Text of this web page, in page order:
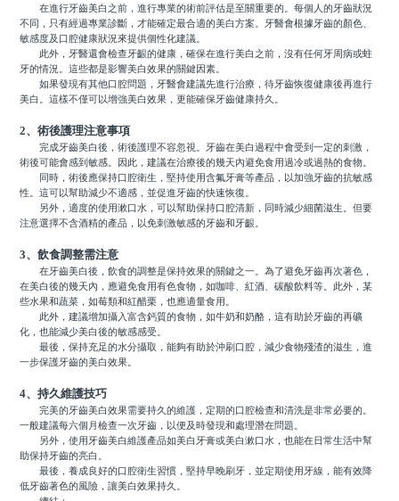
在進行牙齒美白之前，進行專業的術前評估是至關重要的。每個人的牙齒狀況
不同，只有經過專業診斷，才能確定最合適的美白方案。牙醫會根據牙齒的顏色、
敏感度及口腔健康狀況來提供個性化建議。
此外，牙醫還會檢查牙齦的健康，確保在進行美白之前，沒有任何牙周病或蛀
牙的情況。這些都是影響美白效果的關鍵因素。
如果發現有其他口腔問題，牙醫會建議先進行治療，待牙齒恢復健康後再進行
美白。這樣不僅可以增強美白效果，更能確保牙齒健康持久。
2、術後護理注意事項
完成牙齒美白後，術後護理不容忽視。牙齒在美白過程中會受到一定的刺激，
術後可能會感到敏感。因此，建議在治療後的幾天內避免食用過冷或過熱的食物。
同時，術後應保持口腔衛生，堅持使用含氟牙膏等產品，以加強牙齒的抗敏感
性。這可以幫助減少不適感，並促進牙齒的快速恢復。
另外，適度的使用漱口水，可以幫助保持口腔清新，同時減少細菌滋生。但要
注意選擇不含酒精的產品，以免刺激敏感的牙齒和牙齦。
3、飲食調整需注意
在牙齒美白後，飲食的調整是保持效果的關鍵之一。為了避免牙齒再次著色，
在美白後的幾天內，應避免食用有色食物，如咖啡、紅酒、碳酸飲料等。此外，某
些水果和蔬菜，如莓類和紅醋栗，也應適量食用。
此外，建議增加攝入富含鈣質的食物，如牛奶和奶酪，這有助於牙齒的再礦
化，也能減少美白後的敏感感受。
最後，保持充足的水分攝取，能夠有助於沖刷口腔，減少食物殘渣的滋生，進
一步保護牙齒的美白效果。
4、持久維護技巧
完美的牙齒美白效果需要持久的維護，定期的口腔檢查和清洗是非常必要的。
一般建議每六個月檢查一次牙齒，以便及時發現和處理潛在問題。
另外，使用牙齒美白維護產品如美白牙膏或美白漱口水，也能在日常生活中幫
助保持牙齒的亮白。
最後，養成良好的口腔衛生習慣，堅持早晚刷牙，並定期使用牙線，能有效降
低牙齒著色的風險，讓美白效果持久。